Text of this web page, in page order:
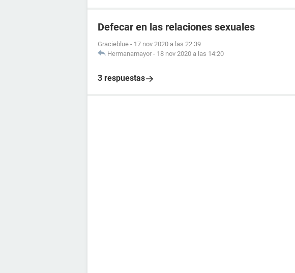
Defecar en las relaciones sexuales
Gracieblue - 17 nov 2020 a las 22:39
Hermanamayor - 18 nov 2020 a las 14:20
3 respuestas